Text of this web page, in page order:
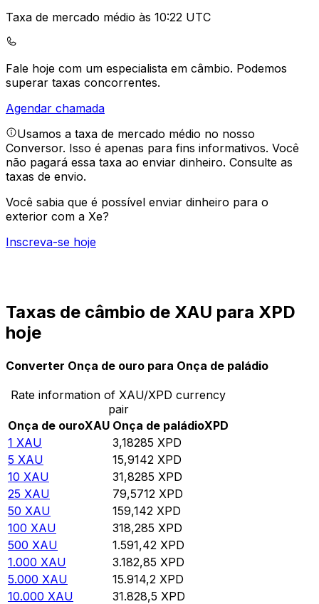
Taxa de mercado médio às 10:22 UTC
Fale hoje com um especialista em câmbio. Podemos
superar taxas concorrentes.
Agendar chamada
Usamos a taxa de mercado médio no nosso
Conversor. Isso é apenas para fins informativos. Você
não pagará essa taxa ao enviar dinheiro. Consulte as
taxas de envio.
Você sabia que é possível enviar dinheiro para o
exterior com a Xe?
Inscreva-se hoje
Taxas de câmbio de XAU para XPD
hoje
Converter Onça de ouro para Onça de paládio
Rate information of XAU/XPD currency
pair
Onça de ouroXAU Onça de paládioXPD
1 XAU 3,18285 XPD
5 XAU 15,9142 XPD
10 XAU 31,8285 XPD
25 XAU 79,5712 XPD
50 XAU 159,142 XPD
100 XAU 318,285 XPD
500 XAU 1.591,42 XPD
1.000 XAU 3.182,85 XPD
5.000 XAU 15.914,2 XPD
10.000 XAU 31.828,5 XPD